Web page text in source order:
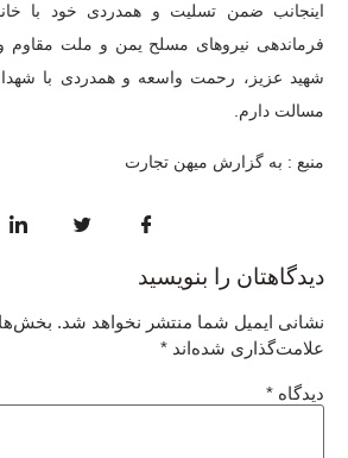
اینجانب ضمن تسلیت و همدردی خود با
فرماندهی نیروهای مسلح یمن و ملت مقاوم
شهید عزیز، رحمت واسعه و همدردی با
مسالت دارم.
منبع : به گزارش میهن تجارت
دیدگاهتان را بنویسید
نشانی ایمیل شما منتشر نخواهد شد.
علامت‌گذاری شده‌اند *
دیدگاه *